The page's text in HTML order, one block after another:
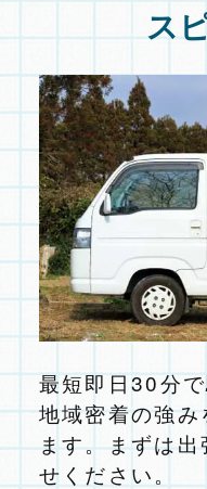
ス
最短即日30分
地域密着の強
ます。まずは
せください。